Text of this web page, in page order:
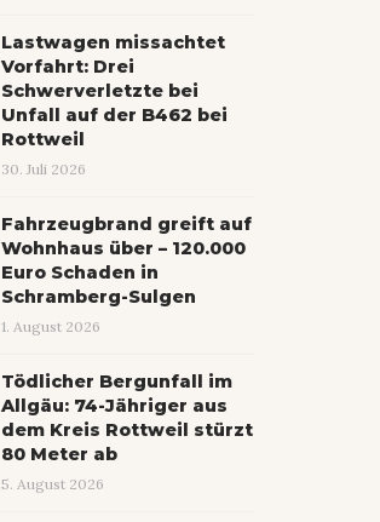
Lastwagen missachtet
Vorfahrt: Drei
Schwerverletzte bei
Unfall auf der B462 bei
Rottweil
30. Juli 2026
Fahrzeugbrand greift auf
Wohnhaus über – 120.000
Euro Schaden in
Schramberg-Sulgen
1. August 2026
Tödlicher Bergunfall im
Allgäu: 74-Jähriger aus
dem Kreis Rottweil stürzt
80 Meter ab
5. August 2026